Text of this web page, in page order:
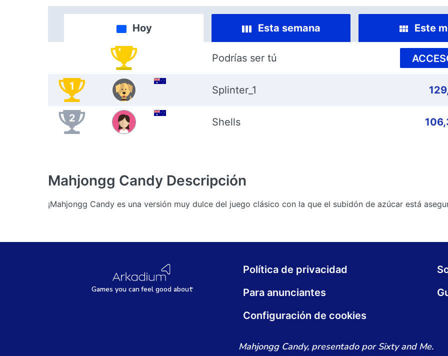
Hoy Esta semana Este
Podrías ser tú
1 Splinter_1
2 Shells
Mahjongg Candy Descripción
¡Mahjongg Candy es una versión muy dulce del juego clásico con la que el subidón de azúcar está
Games you canfeel good about
Política de privacidad
Para anunciantes
Configuración de cookies
Mahjongg Candy, presentado por Sixty and Me.